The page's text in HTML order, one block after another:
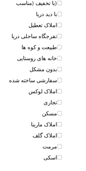
(با تخفیف (مناسب
با دید دریا
املاک تعطیل
تفرجگاه ساحلی دریا
طبیعت و کوه ها
خانه های روستایی
بدون مشکل
سفارشی ساخته شده
املاک لوکس
تجاری
مسکن
املاک مارینا
املاک گلف
مرمت
اسکی